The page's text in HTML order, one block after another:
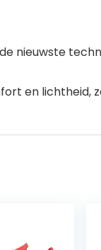
nieuwste
en